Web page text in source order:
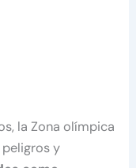
la Zona olímpica
y